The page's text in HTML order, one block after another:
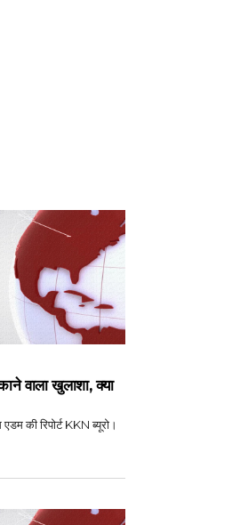
वाला खुलाशा, क्या
की रिपोर्ट KKN ब्यूरो।